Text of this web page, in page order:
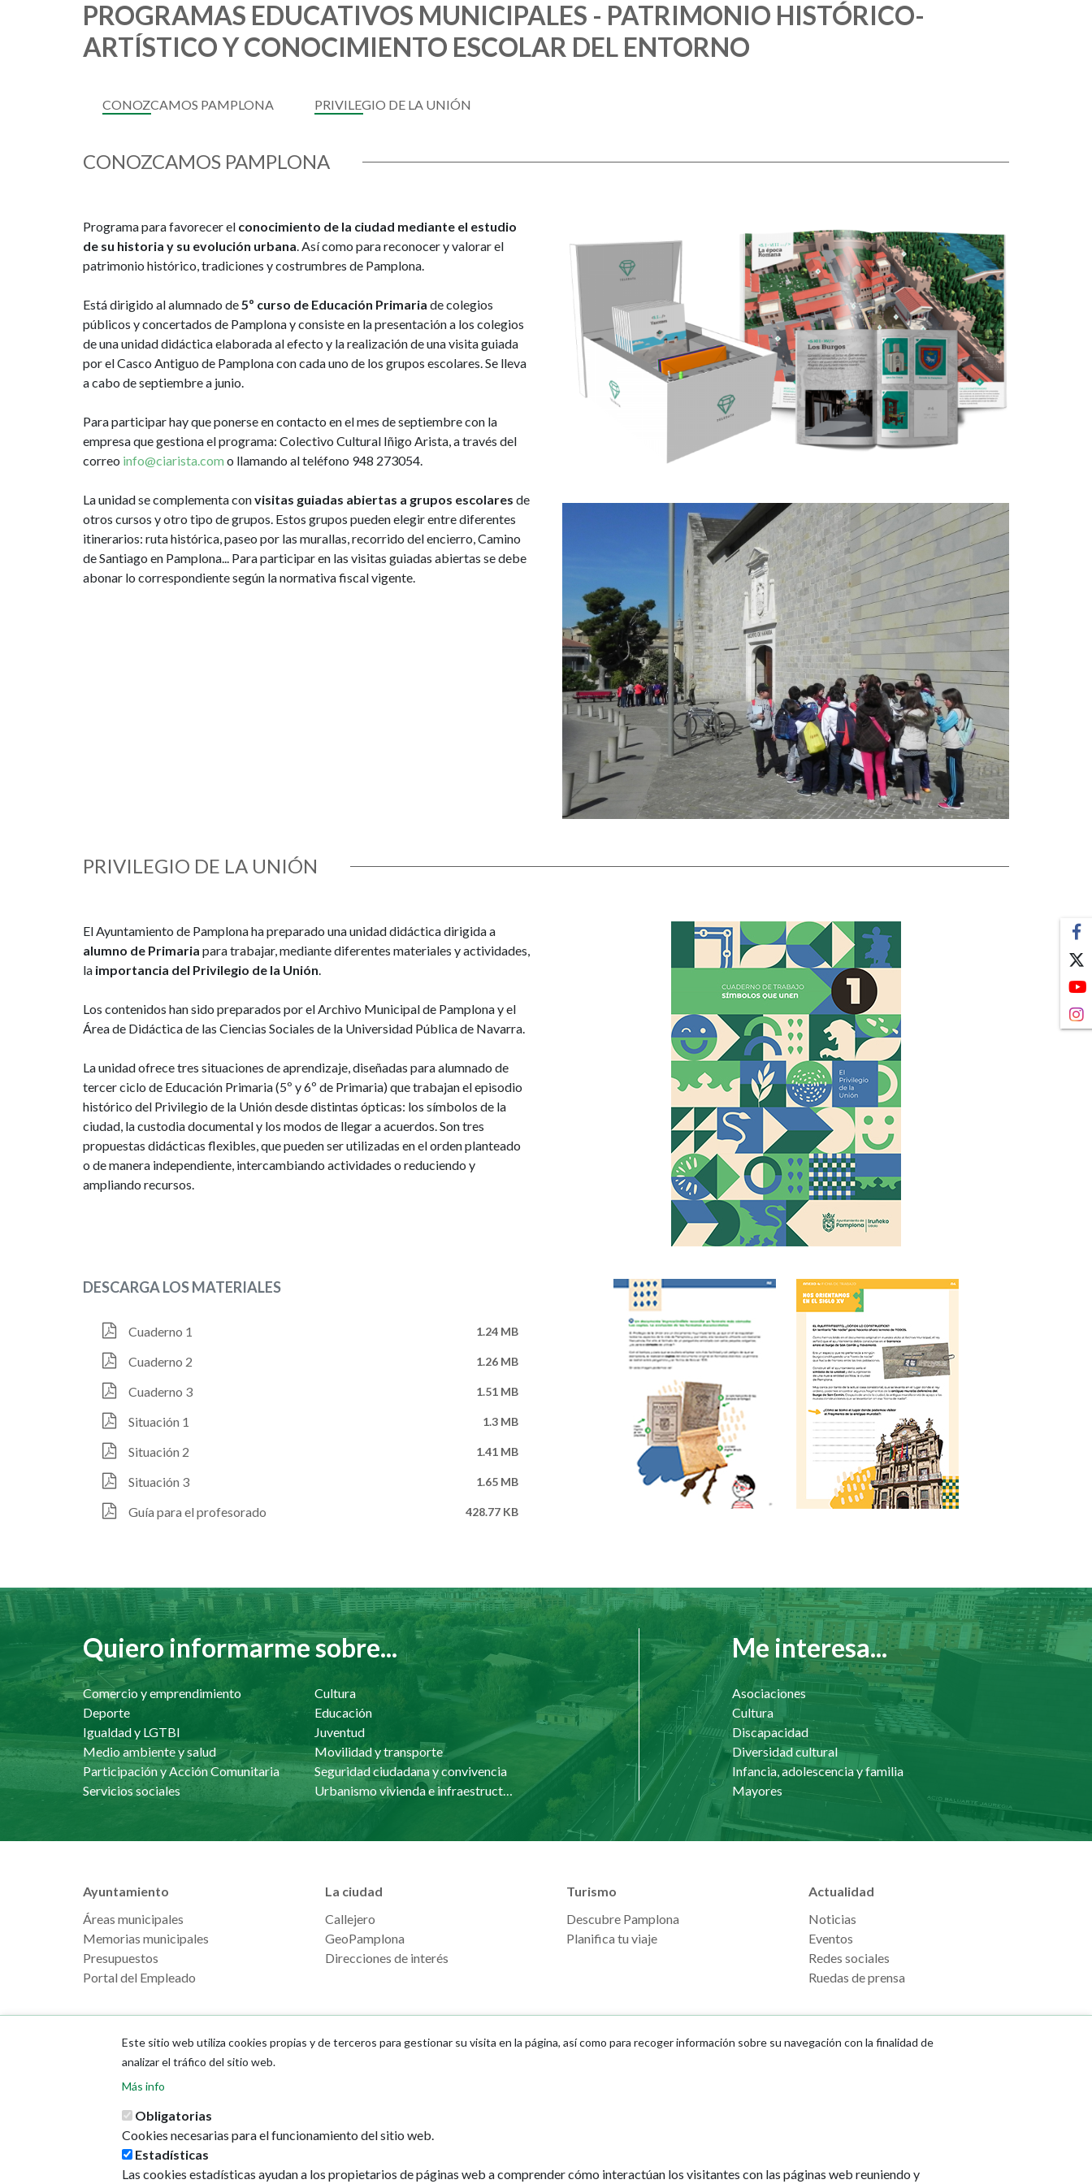
PROGRAMAS EDUCATIVOS MUNICIPALES - PATRIMONIO HISTÓRICO-
ARTÍSTICO Y CONOCIMIENTO ESCOLAR DEL ENTORNO
CONOZCAMOS PAMPLONA PRIVILEGIO DE LA UNIÓN
CONOZCAMOS PAMPLONA
Programa para favorecer el conocimiento de la ciudad mediante el estudio
de su historia y su evolución urbana. Así como para reconocer y valorar el
patrimonio histórico, tradiciones y costrumbres de Pamplona.
Está dirigido al alumnado de5º curso de Educación Primaria de colegios
públicos y concertados de Pamplona y consiste en la presentación a los colegios
de una unidad didáctica elaborada al efecto y la realización de una visita guiada
por el Casco Antiguo de Pamplona con cada uno de los grupos escolares. Se lleva
a cabo de septiembre a junio.
Para participar hay que ponerse en contacto en el mes de septiembre con la
empresa que gestiona el programa: Colectivo Cultural Iñigo Arista, a través del
correo info@ciarista.com o llamando al teléfono 948 273054.
La unidad se complementa convisitas guiadas abiertas a grupos escolares de
otros cursos y otro tipo de grupos. Estos grupos pueden elegir entre diferentes
itinerarios: ruta histórica, paseo por las murallas, recorrido del encierro, Camino
de Santiago en Pamplona... Para participar en las visitas guiadas abiertas se debe
abonar lo correspondiente según la normativa fiscal vigente.
PRIVILEGIO DE LA UNIÓN
El Ayuntamiento de Pamplona ha preparado una unidad didáctica dirigida a
alumno de Primaria para trabajar, mediante diferentes materiales y actividades,
la importancia del Privilegio de la Unión
Los contenidos han sido preparados por el Archivo Municipal de Pamplona y el
Área de Didáctica de las Ciencias Sociales de la Universidad Pública de Navarra.
La unidad ofrece tres situaciones de aprendizaje, diseñadas para alumnado de
tercer ciclo de Educación Primaria (5º y 6º de Primaria) que trabajan el episodio
histórico del Privilegio de la Unión desde distintas ópticas: los símbolos de la
ciudad, la custodia documental y los modos de llegar a acuerdos. Son tres
propuestas didácticas flexibles, que pueden ser utilizadas en el orden planteado
o de manera independiente, intercambiando actividades o reduciendo y
ampliando recursos.
DESCARGA LOS MATERIALES
Cuaderno 1 1.24 MB
Cuaderno 2 1.26 MB
Cuaderno 3 1.51 MB
Situación 1 1.3 MB
Situación 2 1.41 MB
Situación 3 1.65 MB
Guía para el profesorado 428.77 KB
Quiero informarme sobre...
Comercio y emprendimiento
Cultura
Deporte
Educación
Igualdad y LGTBI
Juventud
Medio ambiente y salud
Movilidad y transporte
Participación y Acción Comunitaria
Seguridad ciudadana y convivencia
Servicios sociales
Me interesa...
Asociaciones
Cultura
Discapacidad
Diversidad cultural
Infancia, adolescencia y familia
Mayores
Ayuntamiento
Áreas municipales
Memorias municipales
Presupuestos
Portal del Empleado
La ciudad
Callejero
GeoPamplona
Direcciones de interés
Turismo
Descubre Pamplona
Planifica tu viaje
Actualidad
Noticias
Eventos
Redes sociales
Ruedas de prensa
31001 - Pamplona
Política de privacidad
Este sitio web utiliza cookies propias y de terceros para gestionar su visita en la página, así como para recoger información sobre su navegación con la finalidad de
analizar el tráfico del sitio web.
Más info
Obligatorias
Cookies necesarias para el funcionamiento del sitio web.
Estadísticas
Las cookies estadísticas ayudan a los propietarios de páginas web a comprender cómo interactúan los visitantes con las páginas web reuniendo y